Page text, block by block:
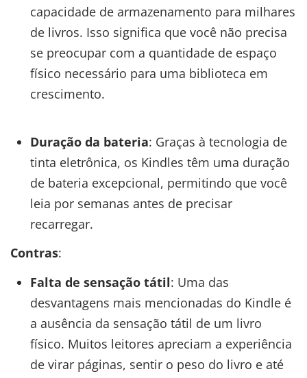
capacidade de armazenamento para milhares
de livros. Isso significa que você não precisa
se preocupar com a quantidade de espaço
físico necessário para uma biblioteca em
crescimento.
Duração da bateria: Graças à tecnologia de
tinta eletrônica, os Kindles têm uma duração
de bateria excepcional, permitindo que você
leia por semanas antes de precisar
recarregar.
Contras:
Falta de sensação tátil: Uma das
desvantagens mais mencionadas do Kindle é
a ausência da sensação tátil de um livro
físico. Muitos leitores apreciam a experiência
de virar páginas, sentir o peso do livro e até